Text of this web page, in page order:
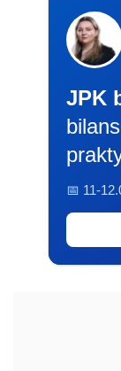
JPK
📅 11-